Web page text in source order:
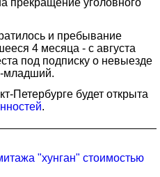
и пребывание
4 месяца - с августа
под подписку о невыезде
младший.
Петербурге будет открыта
.
"хунган" стоимостью